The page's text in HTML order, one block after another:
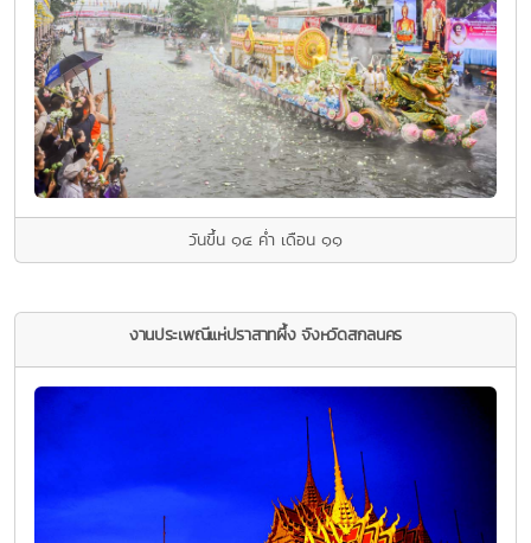
วันขึ้น ๑๔ คํ่า เดือน ๑๑
งานประเพณีแห่ปราสาทผึ้ง จังหวัดสกลนคร